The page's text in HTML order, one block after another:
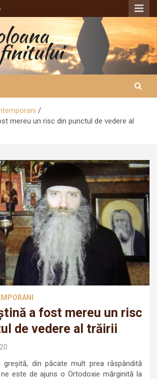
mereu un risc din punctul de vedere al
a fost mereu un risc
de vedere al trăirii
greșită, din păcate mult prea răspândită
este de ajuns o Ortodoxie mărginită la